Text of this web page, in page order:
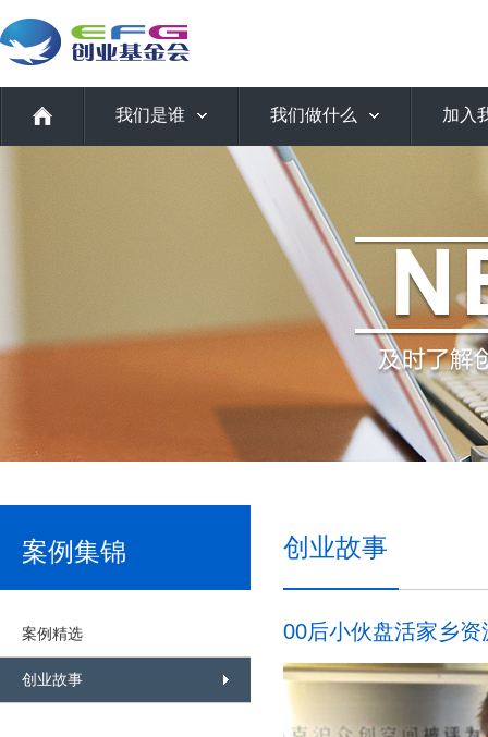
我们是谁 我们做什么 加入
案例集锦
案例精选
创业故事
创业故事
00后小伙盘活家乡